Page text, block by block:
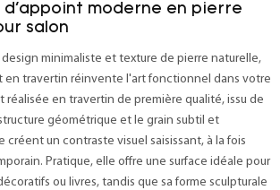
d'appoint moderne en pierre
salon
minimaliste et texture de pierre naturelle,
travertin réinvente l'art fonctionnel dans votre
réalisée en travertin de première qualité, issu de
géométrique et le grain subtil et
créent un contraste visuel saisissant, à la fois
Pratique, elle offre une surface idéale pour
ou livres, tandis que sa forme sculpturale